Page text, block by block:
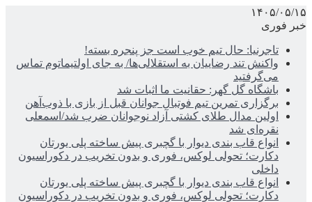
۱۴۰۵/۰۵/۱۵
خبر فوری
تاجرنیا: حال تیم خوب است جز پنجره بسته!
واکنش تند رضاییان به استقلالی‌ها/ به جای اولتیماتوم تماس
می‌گرفتید
باشگاه گل گهر: حقانیت ما اثبات شد
برگزاری تمرین تیم فوتبال جوانان قبل از بازی با ذوب‌آهن
اولین مدال طلای کشتی آزاد نوجوانان ضرب شد/اسمعلی
نقره‌ای شد
انواع قاب بندی دیوار با گچبری پیش ساخته پلی یورتان
دکارت؛ تحولی لوکس، فوری و بدون تخریب در دکوراسیون
داخلی
انواع قاب بندی دیوار با گچبری پیش ساخته پلی یورتان
دکارت؛ تحولی لوکس، فوری و بدون تخریب در دکوراسیون